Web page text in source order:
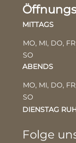
MITTAGS
MO, MI, DO, FR
SO
ABENDS
MO, MI, DO,
SO
DIENSTAG
Folge